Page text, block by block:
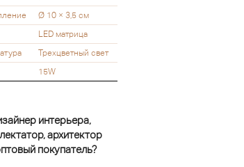
Ø 10 × 3,5 см
LED матрица
Трехцветный свет
15W
интерьера,
архитектор
покупатель?